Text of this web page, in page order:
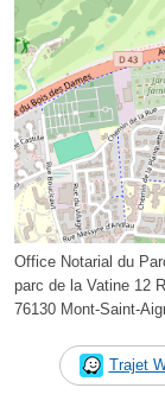
Office Notarial du
parc de la Vatine 12
76130 Mont-Saint-
Trajet